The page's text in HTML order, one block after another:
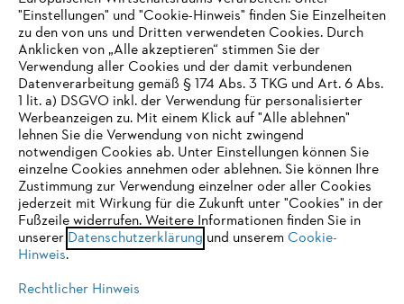
Häufig gestellte Fragen
Service
Datenschutzrichtlinien Impressum Cookies
IHR BROWSER WIRD NICHT
UNTERSTÜTZT
Sie nutzen einen Browser, den wir noch nicht unterstützen. Für
eine optimale Nutzung unserer Seite empfehlen wir Ihnen, zu
einem der folgenden Browser zu wechseln:
"Einstellungen" und "Cookie-Hinweis" finden Sie Einzelheiten
zu den von uns und Dritten verwendeten Cookies. Durch
Anklicken von „Alle akzeptieren“ stimmen Sie der
Verwendung aller Cookies und der damit verbundenen
Datenverarbeitung gemäß § 174 Abs. 3 TKG und Art. 6 Abs.
1 lit. a) DSGVO inkl. der Verwendung für personalisierter
Werbeanzeigen zu. Mit einem Klick auf "Alle ablehnen"
lehnen Sie die Verwendung von nicht zwingend
notwendigen Cookies ab. Unter Einstellungen können Sie
einzelne Cookies annehmen oder ablehnen. Sie können Ihre
Zustimmung zur Verwendung einzelner oder aller Cookies
jederzeit mit Wirkung für die Zukunft unter "Cookies" in der
Fußzeile widerrufen. Weitere Informationen finden Sie in
unserer Datenschutzerklärung und unserem Cookie-
Hinweis.
Rechtlicher Hinweis